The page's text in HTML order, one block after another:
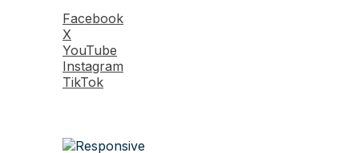
Facebook
X
YouTube
Instagram
TikTok